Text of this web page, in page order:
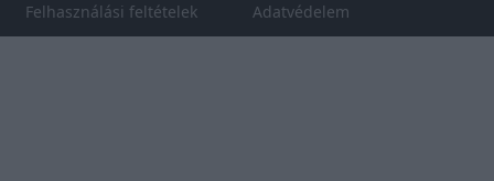
Felhasználási feltételek Adatvédelem